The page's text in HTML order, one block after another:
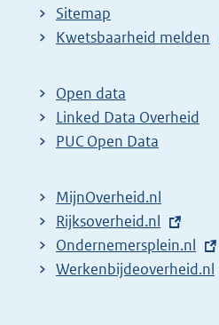
Sitemap
E
t
e
r
l
i
n
k
Kwetsbaarheid melden
Open data
Linked Data Overheid
PUC Open Data
MijnOverheid.nl
E
x
t
Rijksoverheid.nl
E
x
Ondernemersplein.nl
E
Werkenbijdeoverheid.nl